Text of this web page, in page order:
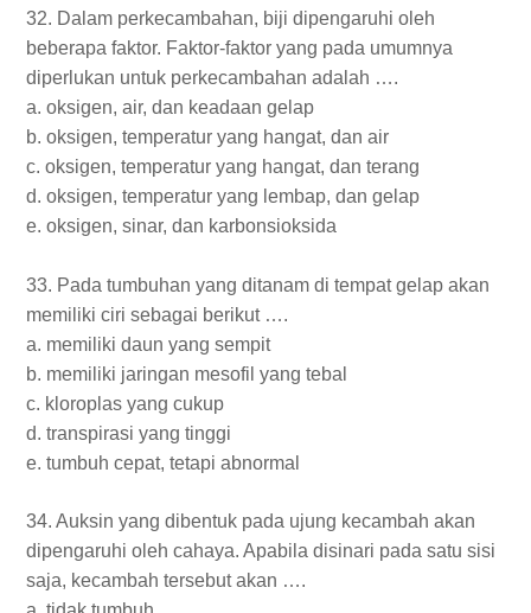
32. Dalam perkecambahan, biji dipengaruhi oleh
beberapa faktor. Faktor-faktor yang pada umumnya
diperlukan untuk perkecambahan adalah ….
a. oksigen, air, dan keadaan gelap
b. oksigen, temperatur yang hangat, dan air
c. oksigen, temperatur yang hangat, dan terang
d. oksigen, temperatur yang lembap, dan gelap
e. oksigen, sinar, dan karbonsioksida
33. Pada tumbuhan yang ditanam di tempat gelap akan
memiliki ciri sebagai berikut ….
a. memiliki daun yang sempit
b. memiliki jaringan mesofil yang tebal
c. kloroplas yang cukup
d. transpirasi yang tinggi
e. tumbuh cepat, tetapi abnormal
34. Auksin yang dibentuk pada ujung kecambah akan
dipengaruhi oleh cahaya. Apabila disinari pada satu sisi
saja, kecambah tersebut akan ….